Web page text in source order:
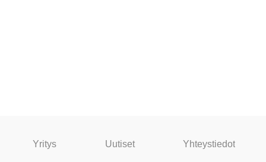
Yritys Uutiset Yhteystiedot